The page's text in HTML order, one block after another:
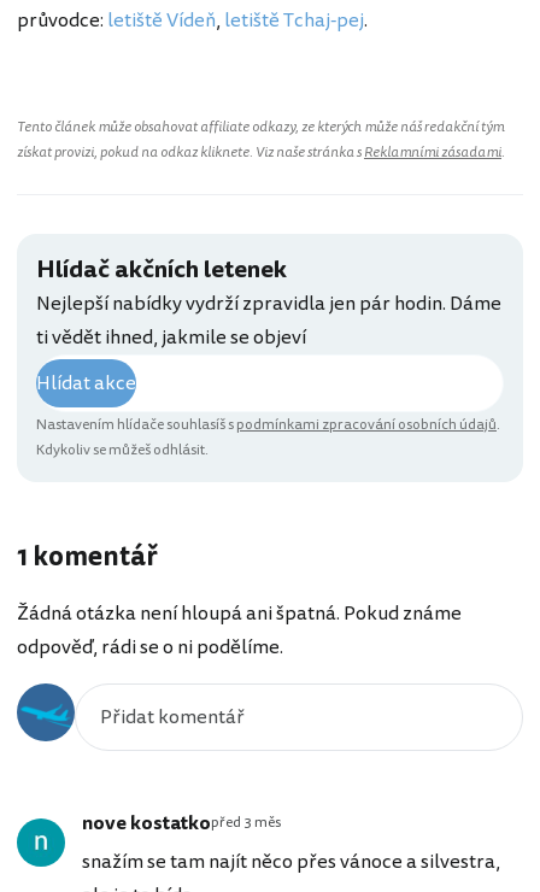
průvodce: letiště Vídeň, letiště Tchaj-pej.
Tento článek může obsahovat affiliate odkazy, ze kterých může náš redakční tým
získat provizi, pokud na odkaz kliknete. Viz naše stránka sReklamními zásadami.
Hlídač akčních letenek
Nejlepší nabídky vydrží zpravidla jen pár hodin. Dáme
ti vědět ihned, jakmile se objeví
Hlídat akce
Nastavením hlídače souhlasíš spodmínkami zpracování osobních údajů.
Kdykoliv se můžeš odhlásit.
1 komentář
Žádná otázka není hloupá ani špatná. Pokud známe
odpověď, rádi se o ni podělíme.
nove kostatkopřed 3 měs
snažím se tam najít něco přes vánoce a silvestra,